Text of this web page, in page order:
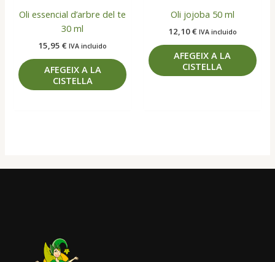
Oli essencial d’arbre del te
30 ml
15,95€ IVA incluido
AFEGEIX A LA
CISTELLA
Oli jojoba 50 ml
12,10€ IVA incluido
AFEGEIX A LA
CISTELLA